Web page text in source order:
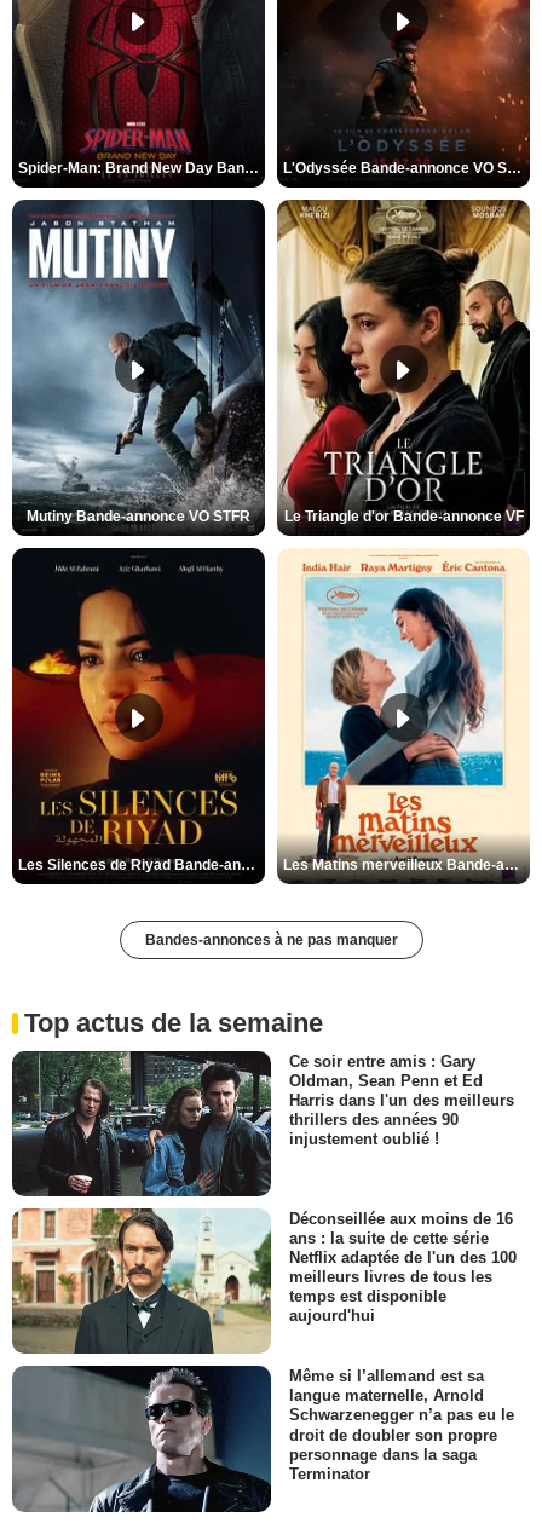
Spider-Man: Brand New Day Bande-annonce VO STFR L'Odyssée Bande-annonce VO STFR
Mutiny Bande-annonce VO STFR Le Triangle d'or Bande-annonce VF
Les Silences de Riyad Bande-annonce VO STFR Les Matins merveilleux Bande-annonce VF
Bandes-annonces à ne pas manquer
Top actus de la semaine
Ce soir entre amis : Gary
Oldman, Sean Penn et Ed
Harris dans l'un des meilleurs
thrillers des années 90
injustement oublié !
Déconseillée aux moins de 16
ans : la suite de cette série
Netflix adaptée de l'un des 100
meilleurs livres de tous les
temps est disponible
aujourd'hui
Même si l’allemand est sa
langue maternelle, Arnold
Schwarzenegger n’a pas eu le
droit de doubler son propre
personnage dans la saga
Terminator